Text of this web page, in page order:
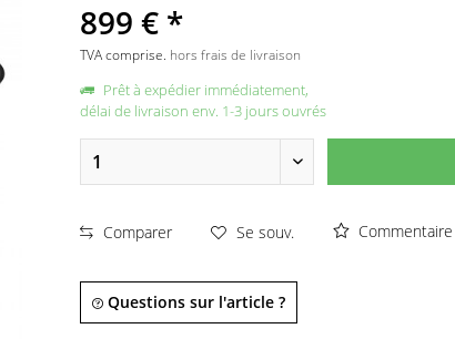
899 € *
TVA comprise. hors frais de livraison
Prêt à expédier immédiatement,
délai de livraison env. 1-3 jours ouvrés
Comparer Se souv. Commentaire
Questions sur l'article ?